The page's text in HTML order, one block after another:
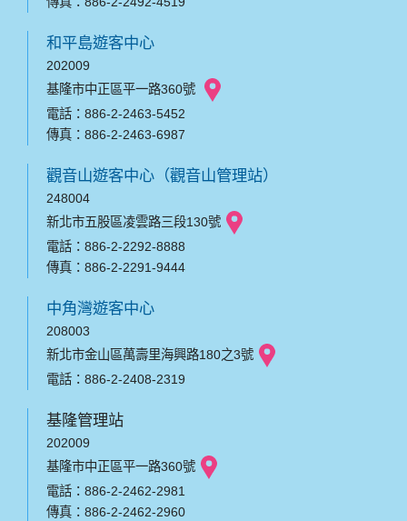
和平島遊客中心
202009
基隆市中正區平一路360號
電話：886-2-2463-5452
傳真：886-2-2463-6987
觀音山遊客中心（觀音山管理站）
248004
新北市五股區凌雲路三段130號
電話：886-2-2292-8888
傳真：886-2-2291-9444
中角灣遊客中心
208003
新北市金山區萬壽里海興路180之3號
電話：886-2-2408-2319
基隆管理站
202009
基隆市中正區平一路360號
電話：886-2-2462-2981
傳真：886-2-2462-2960